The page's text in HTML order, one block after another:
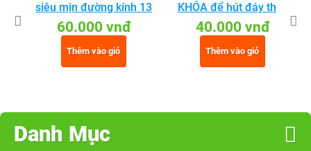
siêu mịn đường kính 13
cm cho hồ cá cảnh
60.000 vnđ
Thêm vào giỏ
KHÓA để hút đáy thay
nước hồ cá dài 2 Mét
40.000 vnđ
Thêm vào giỏ
Danh Mục